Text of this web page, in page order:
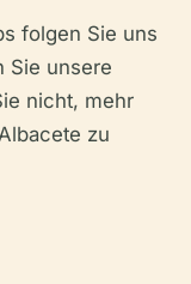
folgen Sie uns
Sie unsere
nicht, mehr
zu